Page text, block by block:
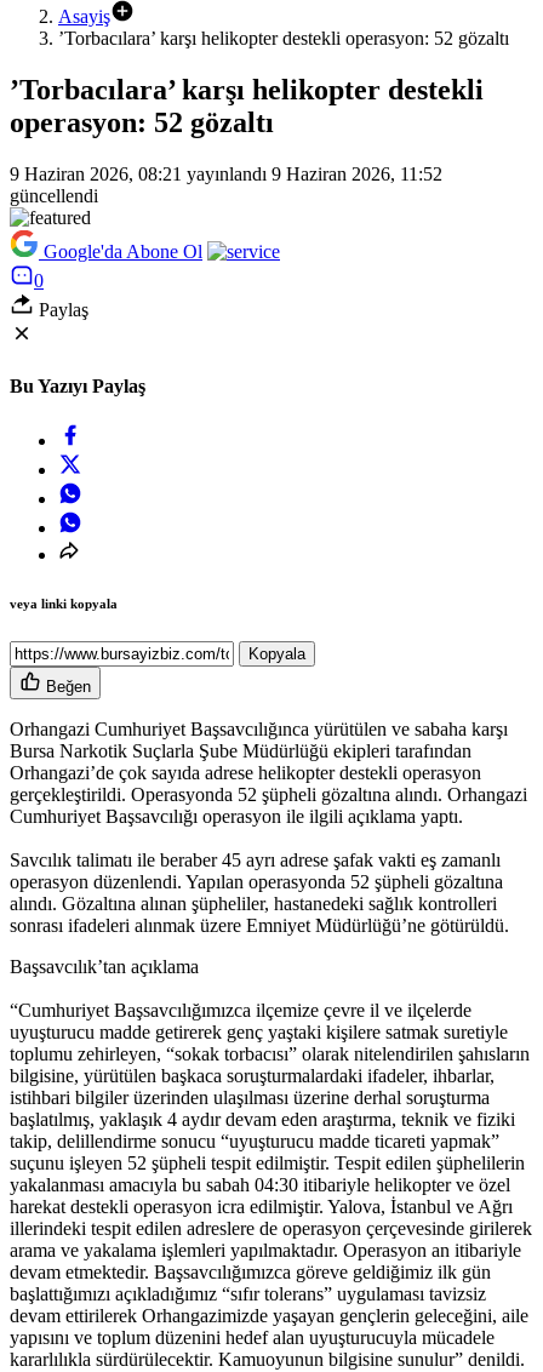
Asayiş
’Torbacılara’ karşı helikopter destekli operasyon: 52 gözaltı
’Torbacılara’ karşı helikopter destekli
operasyon: 52 gözaltı
9 Haziran 2026, 08:21 yayınlandı 9 Haziran 2026, 11:52
güncellendi
Google'da Abone Ol
0
Paylaş
Bu Yazıyı Paylaş
veya linki kopyala
Kopyala
Beğen
Orhangazi Cumhuriyet Başsavcılığınca yürütülen ve sabaha karşı
Bursa Narkotik Suçlarla Şube Müdürlüğü ekipleri tarafından
Orhangazi’de çok sayıda adrese helikopter destekli operasyon
gerçekleştirildi. Operasyonda 52 şüpheli gözaltına alındı. Orhangazi
Cumhuriyet Başsavcılığı operasyon ile ilgili açıklama yaptı.
Savcılık talimatı ile beraber 45 ayrı adrese şafak vakti eş zamanlı
operasyon düzenlendi. Yapılan operasyonda 52 şüpheli gözaltına
alındı. Gözaltına alınan şüpheliler, hastanedeki sağlık kontrolleri
sonrası ifadeleri alınmak üzere Emniyet Müdürlüğü’ne götürüldü.
Başsavcılık’tan açıklama
“Cumhuriyet Başsavcılığımızca ilçemize çevre il ve ilçelerde
uyuşturucu madde getirerek genç yaştaki kişilere satmak suretiyle
toplumu zehirleyen, “sokak torbacısı” olarak nitelendirilen şahısların
bilgisine, yürütülen başkaca soruşturmalardaki ifadeler, ihbarlar,
istihbari bilgiler üzerinden ulaşılması üzerine derhal soruşturma
başlatılmış, yaklaşık 4 aydır devam eden araştırma, teknik ve fiziki
takip, delillendirme sonucu “uyuşturucu madde ticareti yapmak”
suçunu işleyen 52 şüpheli tespit edilmiştir. Tespit edilen şüphelilerin
yakalanması amacıyla bu sabah 04:30 itibariyle helikopter ve özel
harekat destekli operasyon icra edilmiştir. Yalova, İstanbul ve Ağrı
illerindeki tespit edilen adreslere de operasyon çerçevesinde girilerek
arama ve yakalama işlemleri yapılmaktadır. Operasyon an itibariyle
devam etmektedir. Başsavcılığımızca göreve geldiğimiz ilk gün
başlattığımızı açıkladığımız “sıfır tolerans” uygulaması tavizsiz
devam ettirilerek Orhangazimizde yaşayan gençlerin geleceğini, aile
yapısını ve toplum düzenini hedef alan uyuşturucuyla mücadele
kararlılıkla sürdürülecektir. Kamuoyunun bilgisine sunulur” denildi.